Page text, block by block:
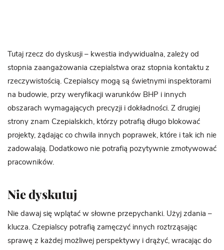
Tutaj rzecz do dyskusji – kwestia indywidualna, zależy od
stopnia zaangażowania czepialstwa oraz stopnia kontaktu z
rzeczywistością. Czepialscy mogą są świetnymi inspektorami
na budowie, przy weryfikacji warunków BHP i innych
obszarach wymagających precyzji i dokładności. Z drugiej
strony znam Czepialskich, którzy potrafią długo blokować
projekty, żądając co chwila innych poprawek, które i tak ich nie
zadowalają. Dodatkowo nie potrafią pozytywnie zmotywować
pracowników.
Nie dyskutuj
Nie dawaj się wplątać w słowne przepychanki. Użyj zdania –
klucza. Czepialscy potrafią zamęczyć innych roztrząsając
sprawę z każdej możliwej perspektywy i drążyć, wracając do